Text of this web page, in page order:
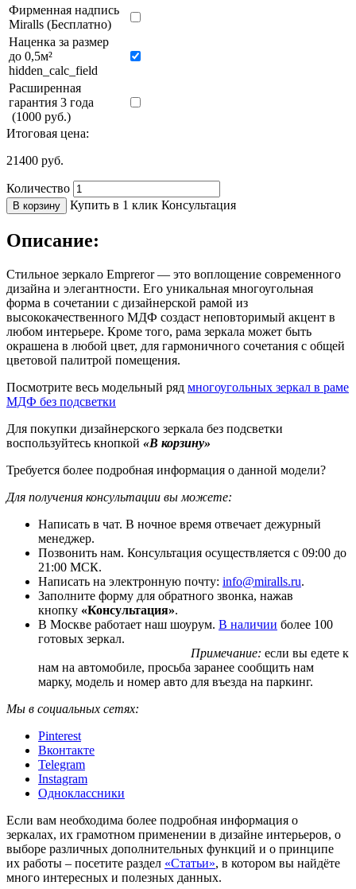
Фирменная надпись
Miralls (Бесплатно)
Наценка за размер
до 0,5м²
hidden_calc_field
Расширенная
гарантия 3 года
(1000 руб.)
Итоговая цена:
21400 руб.
Количество
В корзину Купить в 1 клик Консультация
Описание:
Стильное зеркало Empreror — это воплощение современного
дизайна и элегантности. Его уникальная многоугольная
форма в сочетании с дизайнерской рамой из
высококачественного МДФ создаст неповторимый акцент в
любом интерьере. Кроме того, рама зеркала может быть
окрашена в любой цвет, для гармоничного сочетания с общей
цветовой палитрой помещения.
Посмотрите весь модельный ряд многоугольных зеркал в раме
МДФ без подсветки
Для покупки дизайнерского зеркала без подсветки
воспользуйтесь кнопкой «В корзину»
Требуется более подробная информация о данной модели?
Для получения консультации вы можете:
Написать в чат. В ночное время отвечает дежурный
менеджер.
Позвонить нам. Консультация осуществляется с 09:00 до
21:00 МСК.
Написать на электронную почту: info@miralls.ru.
Заполните форму для обратного звонка, нажав
кнопку «Консультация».
В Москве работает наш шоурум. В наличии более 100
готовых зеркал.
Примечание: если вы едете к
нам на автомобиле, просьба заранее сообщить нам
марку, модель и номер авто для въезда на паркинг.
Мы в социальных сетях:
Pinterest
Вконтакте
Telegram
Instagram
Одноклассники
Если вам необходима более подробная информация о
зеркалах, их грамотном применении в дизайне интерьеров, о
выборе различных дополнительных функций и о принципе
их работы – посетите раздел «Статьи», в котором вы найдёте
много интересных и полезных данных.